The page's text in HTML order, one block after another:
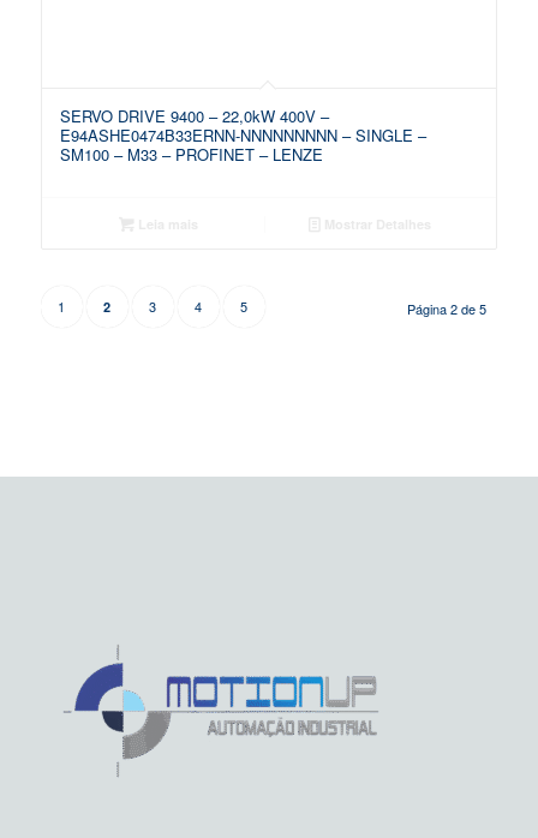
SERVO DRIVE 9400 – 22,0kW 400V –
E94ASHE0474B33ERNN-NNNNNNNNN – SINGLE –
SM100 – M33 – PROFINET – LENZE
Página 2 de 5
1 2 3 4 5